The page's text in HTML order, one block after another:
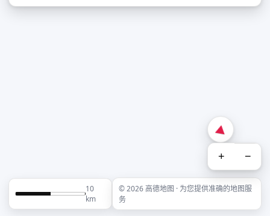
+ −
10
km
© 2026 高德地图 · 为您提供准确的地图服
务